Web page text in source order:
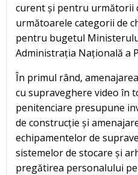
curent și pentru următorii
următoarele categorii de
pentru bugetul
Administrația Națională a
În primul rând,
cu supraveghere video în
penitenciare presupune
de construcție și
echipamentelor de
sistemelor de stocare și
pregătirea personalului